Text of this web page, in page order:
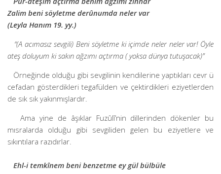
Zalim beni söyletme derûnumda neler var
(Leyla Hanım 19. yy.)
“(A acımasız sevgili) Beni söyletme ki içimde neler neler var! Öyle
ateş doluyum ki sakın ağzımı açtırma ( yoksa dünya tutuşacak)”
Örneğinde olduğu gibi sevgilinin kendilerine yaptıkları cevr ü
cefadan gösterdikleri tegafülden ve çektirdikleri eziyetlerden
de sık sık yakınmışlardır.
Ama yine de âşıklar Fuzûlî’nin dillerinden dökenler bu
mısralarda olduğu gibi sevgiliden gelen bu eziyetlere ve
sıkıntılara razıdırlar.
Ehl-i temkînem beni benzetme ey gül bülbüle